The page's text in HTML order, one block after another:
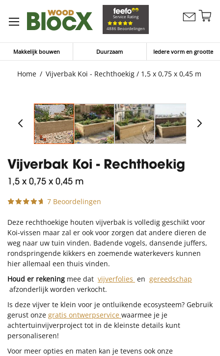
Service Rating
4886 Beoordelingen
Contacteer
Makkelijk bouwen Duurzaam Iedere vorm en grootte
Home Vijverbak Koi - Rechthoekig / 1,5 x 0,75 x 0,45 m
Vijverbak Koi - Rechthoekig
1,5 x 0,75 x 0,45 m
7 Beoordelingen
Deze rechthoekige houten vijverbak is volledig geschikt voor
Koi-vissen maar zal er ook voor zorgen dat andere dieren de
weg naar uw tuin vinden. Badende vogels, dansende juffers,
rondspringende kikkers en zoemende waterkevers kunnen
hier allemaal een thuis vinden.
Houd er rekening mee dat vijverfolies en gereedschap
afzonderlijk worden verkocht.
Is deze vijver te klein voor je ontluikende ecosysteem? Gebruik
gerust onze gratis ontwerpservice waarmee je je
achtertuinvijverproject tot in de kleinste details kunt
personaliseren!
Voor meer opties en maten kan je tevens ook onze